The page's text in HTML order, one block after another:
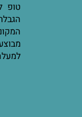
טופ
למעלה